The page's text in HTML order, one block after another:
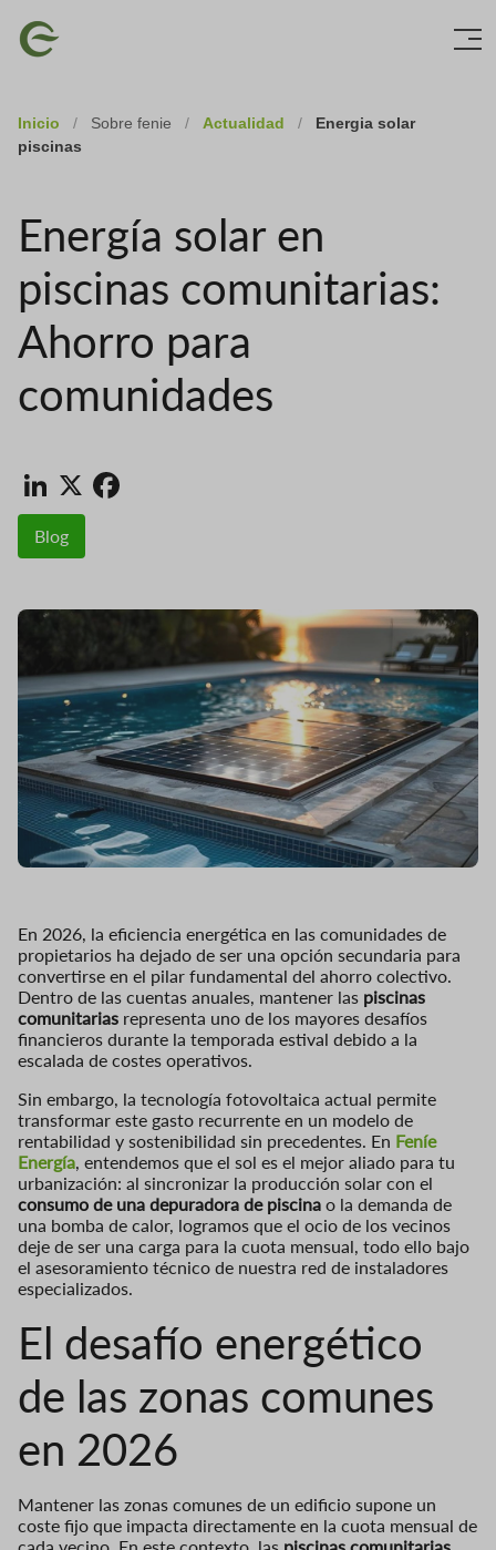
Imagen
Inicio / Sobre fenie / Actualidad /
Energia solar
piscinas
Energía solar en
piscinas comunitarias:
Ahorro para
comunidades
LinkedIn
X
Blog
En 2026, la eficiencia energética en las comunidades de
propietarios ha dejado de ser una opción secundaria para
convertirse en el pilar fundamental del ahorro colectivo.
Dentro de las cuentas anuales, mantener las piscinas
comunitarias representa uno de los mayores desafíos
financieros durante la temporada estival debido a la
escalada de costes operativos.
Sin embargo, la tecnología fotovoltaica actual permite
transformar este gasto recurrente en un modelo de
rentabilidad y sostenibilidad sin precedentes. En Feníe
Energía, entendemos que el sol es el mejor aliado para tu
urbanización: al sincronizar la producción solar con el
consumo de una depuradora de piscina o la demanda de
una bomba de calor, logramos que el ocio de los vecinos
deje de ser una carga para la cuota mensual, todo ello bajo
el asesoramiento técnico de nuestra red de instaladores
especializados.
El desafío energético
de las zonas comunes
en 2026
Mantener las zonas comunes de un edificio supone un
coste fijo que impacta directamente en la cuota mensual de